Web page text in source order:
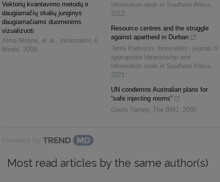
Vektorių kvantavimo metodų ir
daugiamačių skalių junginys
daugiamačiams duomenims
vizualizuoti
Alma Molytė, et al. ,
Information &
Media, 2009
information work in Southern Africa,
2012
Resource centres and the struggle
against apartheid in Durban
Jenni Karlsson,
Innovation : journal of
appropriate librarianship and
information work in Southern Africa,
2021
UN condemns Australian plans for
“safe injecting rooms”
Gavin Yamey, The BMJ, 2000
Powered by
Most read articles by the same author(s)